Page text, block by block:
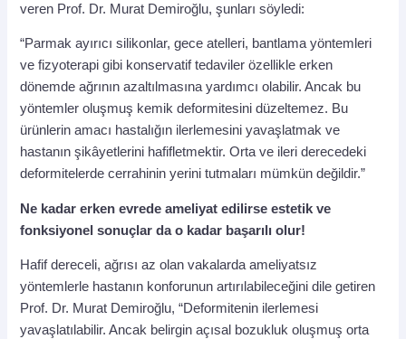
veren Prof. Dr. Murat Demiroğlu, şunları söyledi:
“Parmak ayırıcı silikonlar, gece atelleri, bantlama yöntemleri
ve fizyoterapi gibi konservatif tedaviler özellikle erken
dönemde ağrının azaltılmasına yardımcı olabilir. Ancak bu
yöntemler oluşmuş kemik deformitesini düzeltemez. Bu
ürünlerin amacı hastalığın ilerlemesini yavaşlatmak ve
hastanın şikâyetlerini hafifletmektir. Orta ve ileri derecedeki
deformitelerde cerrahinin yerini tutmaları mümkün değildir.”
Ne kadar erken evrede ameliyat edilirse estetik ve
fonksiyonel sonuçlar da o kadar başarılı olur!
Hafif dereceli, ağrısı az olan vakalarda ameliyatsız
yöntemlerle hastanın konforunun artırılabileceğini dile getiren
Prof. Dr. Murat Demiroğlu, “Deformitenin ilerlemesi
yavaşlatılabilir. Ancak belirgin açısal bozukluk oluşmuş orta